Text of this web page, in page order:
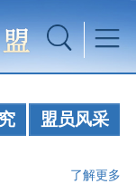
盟员风采
了解更多